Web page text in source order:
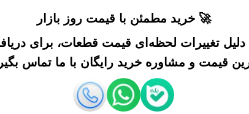
🚀 خرید مطمئن با قیمت روز بازار
دلیل تغییرات لحظه‌ای قیمت قطعات، برای
قیمت و مشاوره خرید رایگان با ما تماس